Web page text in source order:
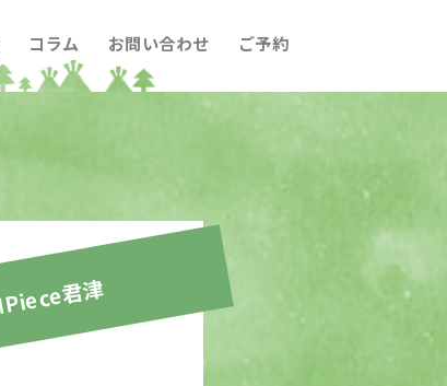
コラム お問い合わせ ご予約
君津